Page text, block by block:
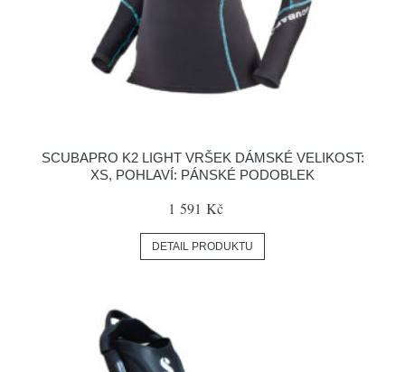
SCUBAPRO K2 LIGHT VRŠEK DÁMSKÉ VELIKOST:
XS, POHLAVÍ: PÁNSKÉ PODOBLEK
1 591 Kč
DETAIL PRODUKTU